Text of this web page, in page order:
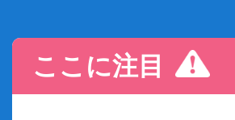
ここに注目